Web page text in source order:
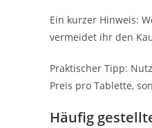
Ein kurzer Hinweis:
vermeidet ihr den
Praktischer Tipp:
Preis pro Tablette,
Häufig